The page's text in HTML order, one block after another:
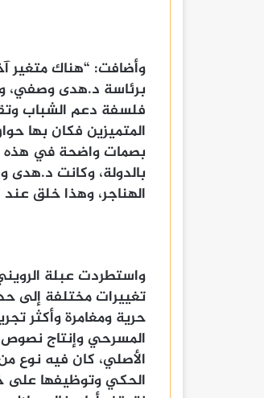
برئاسة د.هدى وصفي،
فلسفة دعم الشباب
المتميزين فكان بها
بصمات واضحة في هذه
بالدولة، وكانت
الهناجر، وهذا خلق
واستطردت عبلة
تغييرات مختلفة إلى
حرية ومغامرة وأكثر
المسرحي وإنتاج
الأصلي، كان فيه نوع
الحكي وتوظيفها على